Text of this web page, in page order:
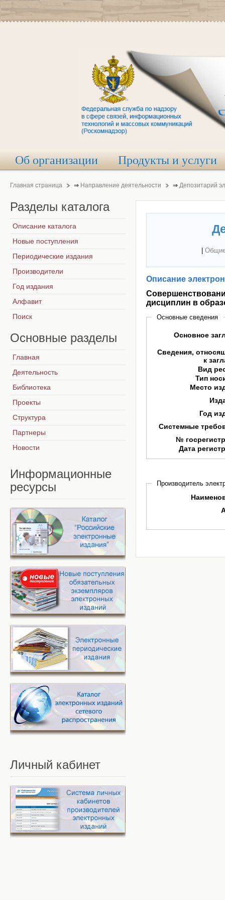
Об организации Продукты и услуги
Главная страница ⇒ Направление деятельности ⇒ Депозитарий
Описание
дисциплин в
Основные сведения
Основное
Сведения,
к
Вид
Тип
Место
Год
Системные
№
Дата
Производитель
Разделы каталога
Описание каталога
Новые поступления
Периодические издания
Производители
Год издания
Алфавит
Поиск
Основные разделы
Главная
Деятельность
Библиотека
Проекты
Структура
Партнеры
Новости
Информационные
ресурсы
Личный кабинет